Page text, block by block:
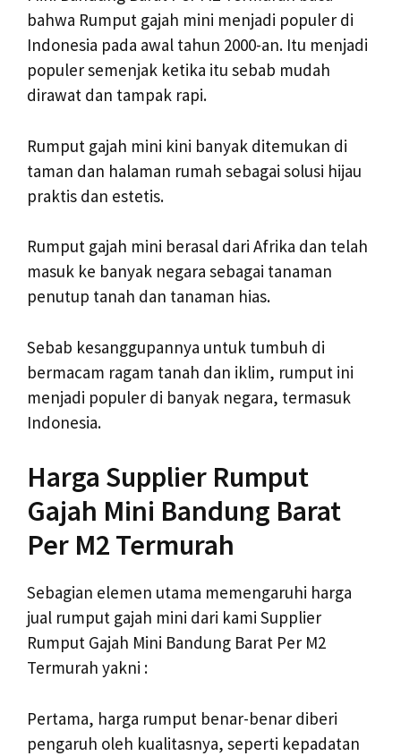
bahwa Rumput gajah mini menjadi populer di
Indonesia pada awal tahun 2000-an. Itu menjadi
populer semenjak ketika itu sebab mudah
dirawat dan tampak rapi.
Rumput gajah mini kini banyak ditemukan di
taman dan halaman rumah sebagai solusi hijau
praktis dan estetis.
Rumput gajah mini berasal dari Afrika dan telah
masuk ke banyak negara sebagai tanaman
penutup tanah dan tanaman hias.
Sebab kesanggupannya untuk tumbuh di
bermacam ragam tanah dan iklim, rumput ini
menjadi populer di banyak negara, termasuk
Indonesia.
Harga Supplier Rumput
Gajah Mini Bandung Barat
Per M2 Termurah
Sebagian elemen utama memengaruhi harga
jual rumput gajah mini dari kami Supplier
Rumput Gajah Mini Bandung Barat Per M2
Termurah yakni :
Pertama, harga rumput benar-benar diberi
pengaruh oleh kualitasnya, seperti kepadatan